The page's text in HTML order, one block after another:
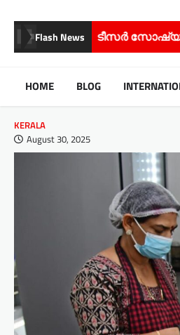
Flash News
മീഡിയയിൽ
HOME BLOG
KERALA
August 30, 2025